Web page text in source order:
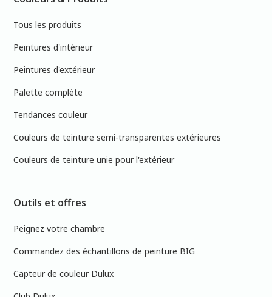
Tous les produits
Peintures d'intérieur
Peintures d'extérieur
Palette complète
Tendances couleur
Couleurs de teinture semi-transparentes extérieures
Couleurs de teinture unie pour l'extérieur
Outils et offres
Peignez votre chambre
Commandez des échantillons de peinture BIG
Capteur de couleur Dulux